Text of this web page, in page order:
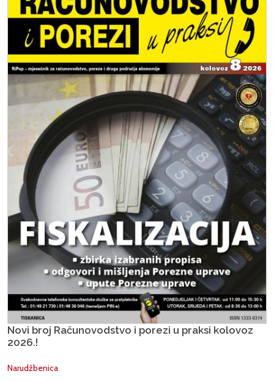
Novi broj Računovodstvo i porezi u praksi kolovoz
2026.!
Narudžbenica